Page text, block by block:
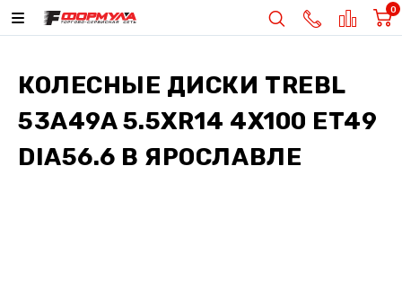
0
КОЛЕСНЫЕ ДИСКИ TREBL
53A49A 5.5XR14 4X100 ET49
DIA56.6 В ЯРОСЛАВЛЕ